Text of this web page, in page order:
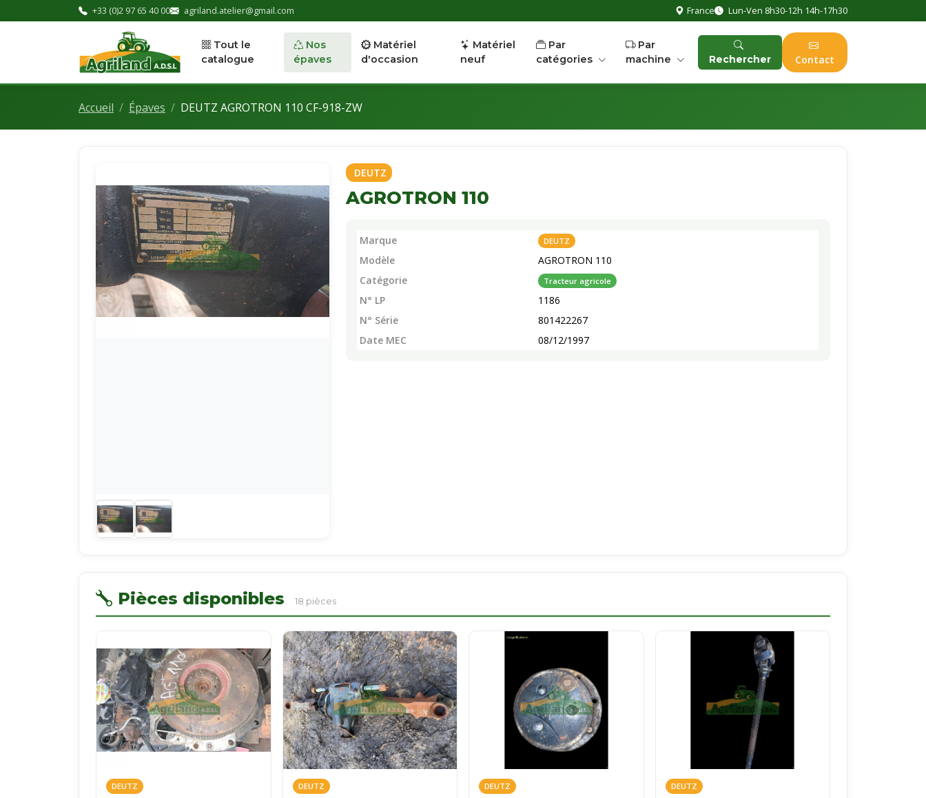
+33 (0)2 97 65 40 00 agriland.atelier@gmail.com France Lun-Ven 8h30-12h 14h-17h30
Tout le
catalogue
Nos
épaves
Matériel
d'occasion
Matériel
neuf
Par
catégories
Par
machine
Rechercher Contact
Accueil Épaves DEUTZ AGROTRON 110 CF-918-ZW
DEUTZ
AGROTRON 110
Marque DEUTZ
Modèle
AGROTRON 110
Catégorie
Tracteur agricole
N° LP
1186
N° Série
801422267
Date MEC
08/12/1997
Pièces disponibles 18 pièces
DEUTZ DEUTZ DEUTZ DEUTZ